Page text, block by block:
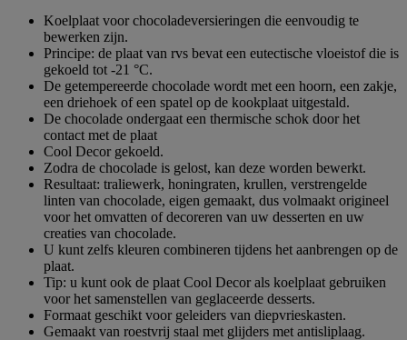
Koelplaat voor chocoladeversieringen die eenvoudig te
bewerken zijn.
Principe: de plaat van rvs bevat een eutectische vloeistof die is
gekoeld tot -21 °C.
De getempereerde chocolade wordt met een hoorn, een zakje,
een driehoek of een spatel op de kookplaat uitgestald.
De chocolade ondergaat een thermische schok door het
contact met de plaat
Cool Decor gekoeld.
Zodra de chocolade is gelost, kan deze worden bewerkt.
Resultaat: traliewerk, honingraten, krullen, verstrengelde
linten van chocolade, eigen gemaakt, dus volmaakt origineel
voor het omvatten of decoreren van uw desserten en uw
creaties van chocolade.
U kunt zelfs kleuren combineren tijdens het aanbrengen op de
plaat.
Tip: u kunt ook de plaat Cool Decor als koelplaat gebruiken
voor het samenstellen van geglaceerde desserts.
Formaat geschikt voor geleiders van diepvrieskasten.
Gemaakt van roestvrij staal met glijders met antisliplaag.